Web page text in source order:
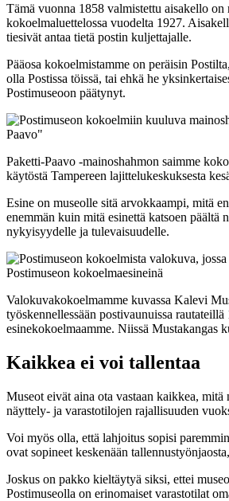
Tämä vuonna 1858 valmistettu aisakello on
kokoelmaluettelossa vuodelta 1927.
tiesivät antaa tietä postin kuljettajalle.
Pääosa kokoelmistamme on peräisin
olla Postissa töissä, tai ehkä he
Postimuseoon päätynyt.
Paketti-Paavo -mainoshahmon saimme
käytöstä Tampereen lajittelukeskuksesta
Esine on museolle sitä arvokkaampi, mitä
enemmän kuin mitä esinettä katsoen päältä
nykyisyydelle ja tulevaisuudelle.
Valokuvakokoelmamme kuvassa Kalevi
työskennellessään postivaunuissa
esinekokoelmaamme. Niissä Mustakangas
Kaikkea ei voi tallentaa
Museot eivät aina ota vastaan kaikkea,
näyttely- ja varastotilojen rajallisuuden
Voi myös olla, että lahjoitus sopisi
ovat sopineet keskenään
Joskus on pakko kieltäytyä siksi, ettei
Postimuseolla on erinomaiset varastotilat